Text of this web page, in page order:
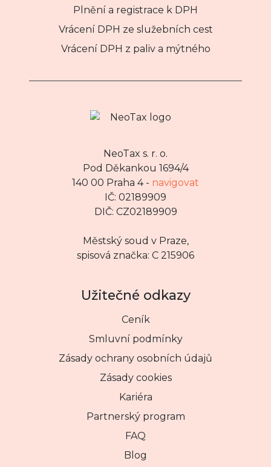
Plnění a registrace k DPH
Vrácení DPH ze služebních cest
Vrácení DPH z paliv a mýtného
NeoTax s. r. o.
Pod Děkankou 1694/4
140 00 Praha 4 - navigovat
IČ: 02189909
DIČ: CZ02189909
Městský soud v Praze,
spisová značka: C 215906
Užitečné odkazy
Ceník
Smluvní podmínky
Zásady ochrany osobních údajů
Zásady cookies
Kariéra
Partnerský program
FAQ
Blog